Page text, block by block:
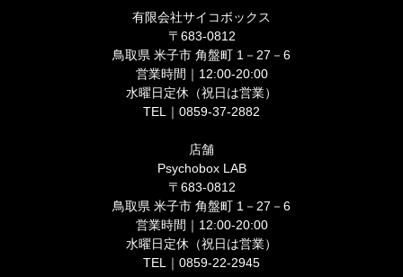
有限会社サイコボックス
〒683-0812
鳥取県 米子市 角盤町 1－27－6
営業時間｜12:00-20:00
水曜日定休（祝日は営業）
TEL｜0859-37-2882
店舗
Psychobox LAB
〒683-0812
鳥取県 米子市 角盤町 1－27－6
営業時間｜12:00-20:00
水曜日定休（祝日は営業）
TEL｜0859-22-2945